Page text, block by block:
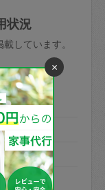
ル＝依頼
開始の場
セル料が
頼料金の
頼金額の
なるので
：初めて
けない点
状況
しています。
×